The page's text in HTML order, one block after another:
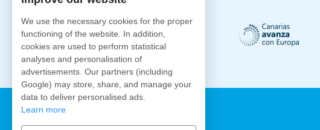
Fuertecharter.com
We use the necessary cookies for the proper
functioning of the website. In addition,
cookies are used to perform statistical
analyses and personalisation of
advertisements. Our partners (including
Google) may store, share, and manage your
data to deliver personalised ads.
Learn more